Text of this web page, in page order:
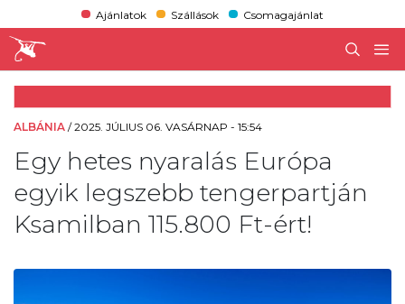
Ajánlatok Szállások Csomagajánlat
ALBÁNIA /2025. JÚLIUS 06. VASÁRNAP - 15:54
Egy hetes nyaralás Európa
egyik legszebb tengerpartján
Ksamilban 115.800 Ft-ért!